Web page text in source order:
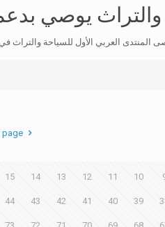
يوصي
العربي الأول للسياحة والتراث
page
10
11
12
13
14
15
39
40
41
42
43
44